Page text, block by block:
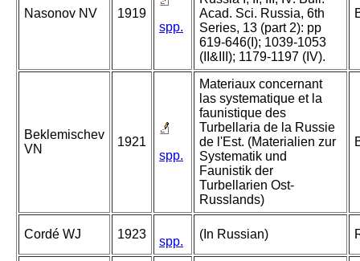
Nasonov NV
1919
spp.
Acad. Sci. Russia, 6th
Series, 13 (part 2): pp
619-646(I); 1039-1053
(II&III); 1179-1197 (IV).
Beklemischev
VN
1921
spp.
Materiaux concernant
las systematique et la
faunistique des
Turbellaria de la Russie
de l'Est. (Materialien zur
Systematik und
Faunistik der
Turbellarien Ost-
Russlands)
Cordé WJ 1923
spp.
(In Russian)